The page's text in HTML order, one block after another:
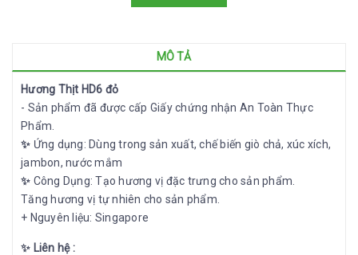
MÔ TẢ
Hương Thịt HD6 đỏ
- Sản phẩm đã được cấp Giấy chứng nhận An Toàn Thực
Phẩm.
✨ Ứng dụng: Dùng trong sản xuất, chế biến giò chả, xúc xích,
jambon, nước mắm
✨ Công Dụng: Tạo hương vị đặc trưng cho sản phẩm.
Tăng hương vị tự nhiên cho sản phẩm.
+ Nguyên liệu: Singapore
✨ Liên hệ :